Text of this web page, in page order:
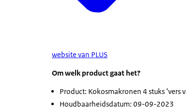
website van PLUS
Om welk product gaat het?
Product: Kokosmakronen 4 stuks ‘vers
Houdbaarheidsdatum: 09-09-2023